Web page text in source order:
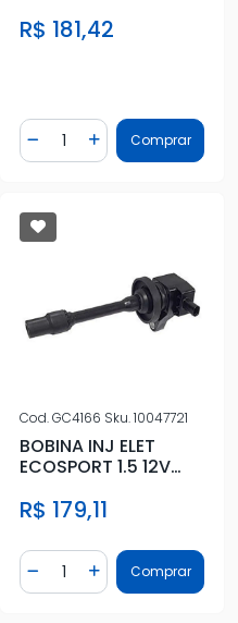
R$ 181,42
Diminuir Quantidade
Quantidade
AdicionarComprar
Cod.GC4166 Sku.10047721
BOBINA INJ ELET
ECOSPORT 1.5 12V
ACIMA
R$ 179,11
Diminuir Quantidade
Quantidade
AdicionarComprar